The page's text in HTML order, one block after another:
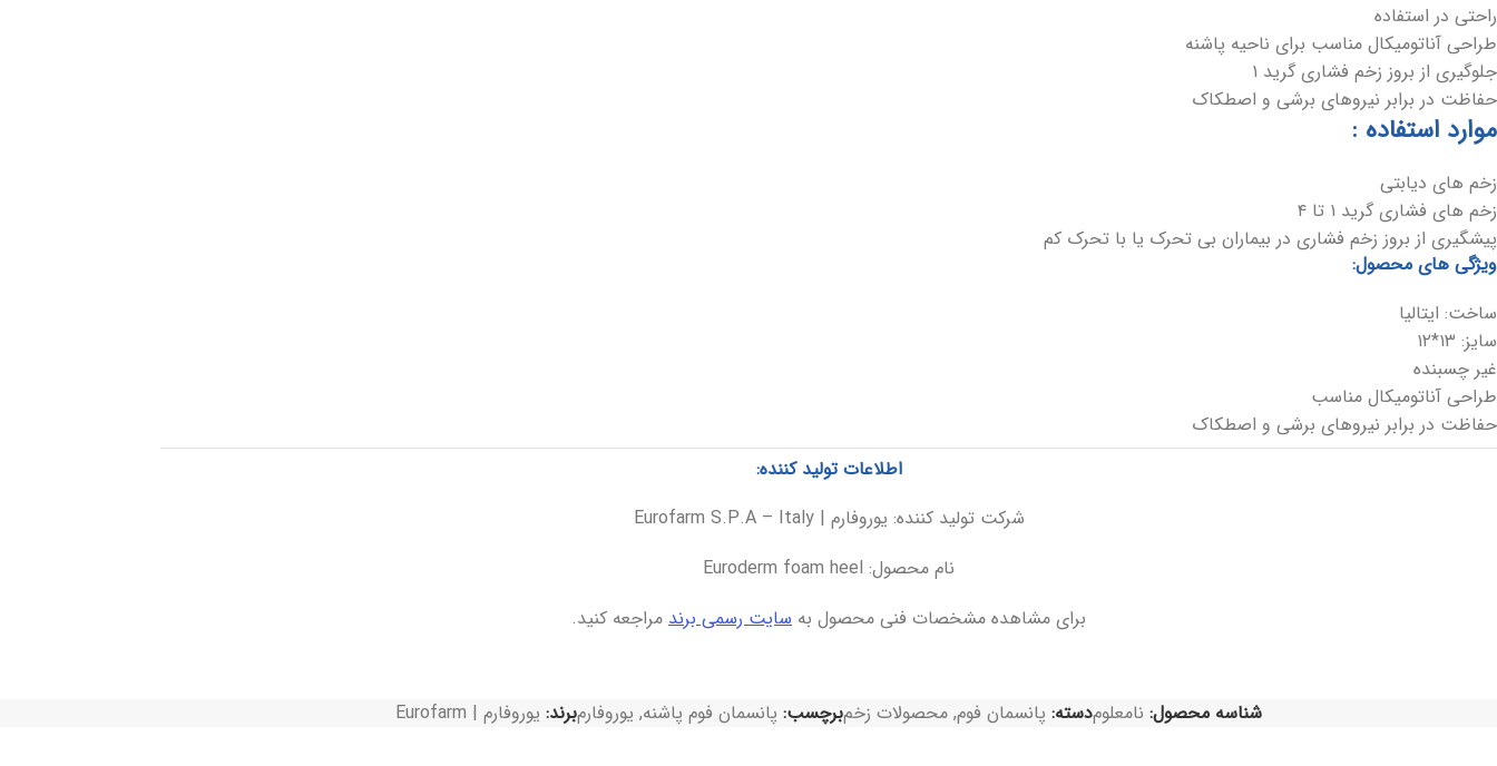
راحتی در استفاده
طراحی آناتومیکال مناسب برای ناحیه پاشنه
جلوگیری از بروز زخم فشاری گرید ۱
حفاظت در برابر نیروهای برشی و اصطکاک
موارد استفاده :
زخم های دیابتی
زخم های فشاری گرید ۱ تا ۴
پیشگیری از بروز زخم فشاری در بیماران بی تحرک یا با تحرک کم
ویژگی های محصول:
ساخت: ایتالیا
سایز: ۱۳*۱۲
غیر چسبنده
طراحی آناتومیکال مناسب
حفاظت در برابر نیروهای برشی و اصطکاک
اطلاعات تولید کننده:
شرکت تولید کننده: یوروفارم | Eurofarm S.P.A – Italy
نام محصول: Euroderm foam heel
برای مشاهده مشخصات فنی محصول به سایت رسمی برند مراجعه کنید.
شناسه محصول: نامعلومدسته: پانسمان فوم, محصولات زخمبرچسب: پانسمان فوم پاشنه, یوروفارمبرند: یوروفارم | Eurofarm